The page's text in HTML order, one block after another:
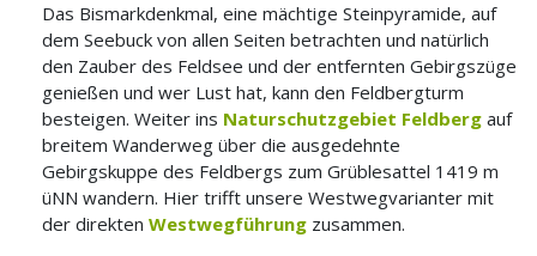
Das Bismarkdenkmal, eine mächtige Steinpyramide, auf
dem Seebuck von allen Seiten betrachten und natürlich
den Zauber des Feldsee und der entfernten Gebirgszüge
genießen und wer Lust hat, kann den Feldbergturm
besteigen. Weiter ins Naturschutzgebiet Feldberg auf
breitem Wanderweg über die ausgedehnte
Gebirgskuppe des Feldbergs zum Grüblesattel 1419 m
üNN wandern. Hier trifft unsere Westwegvarianter mit
der direkten Westwegführung zusammen.